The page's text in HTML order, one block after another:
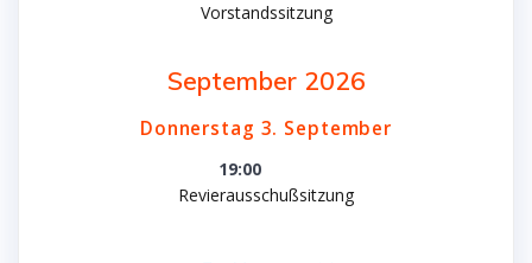
Vorstandssitzung
September 2026
Donnerstag 3. September
19:00
Revierausschußsitzung